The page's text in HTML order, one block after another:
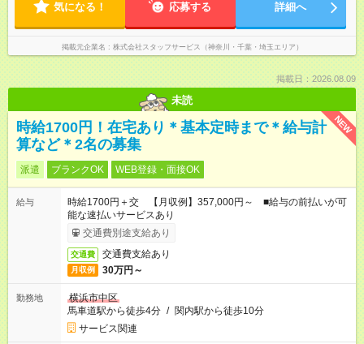
気になる！ 応募する 詳細へ
掲載元企業名 株式会社スタッフサービス（神奈川・千葉・埼玉エリア）
掲載日：2026.08.09
未読
NEW
時給1700円！在宅あり＊基本定時まで＊給与計
算など＊2名の募集
派遣 ブランクOK WEB登録・面接OK
給与
時給1700円＋交 【月収例】357,000円～ ■給与の前払いが可
能な速払いサービスあり
交通費別途支給あり
交通費 交通費支給あり
月収例 30万円～
勤務地
横浜市中区
馬車道駅から徒歩4分 / 関内駅から徒歩10分
サービス関連